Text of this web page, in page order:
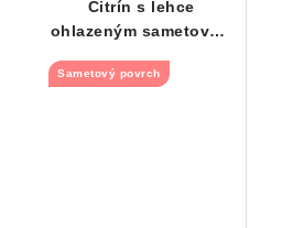
Citrín s lehce
ohlazeným sametovým
barvou
Sametový povrch